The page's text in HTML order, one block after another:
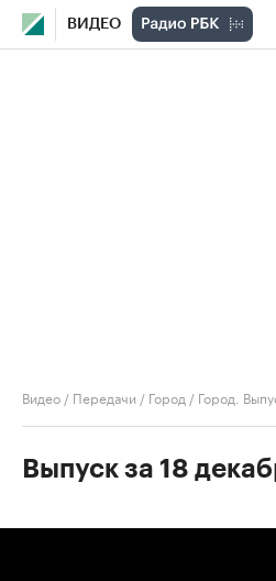
ВИДЕО
Видео / Передачи / Город / Город.
Выпуск за 18